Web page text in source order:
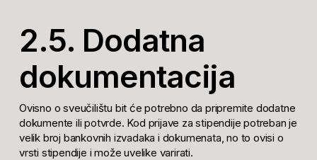
2.5. Dodatna
dokumentacija
Ovisno o sveučilištu bit će potrebno da pripremite dodatne
dokumente ili potvrde. Kod prijave za stipendije potreban je
velik broj bankovnih izvadaka i dokumenata, no to ovisi o
vrsti stipendije i može uvelike varirati.